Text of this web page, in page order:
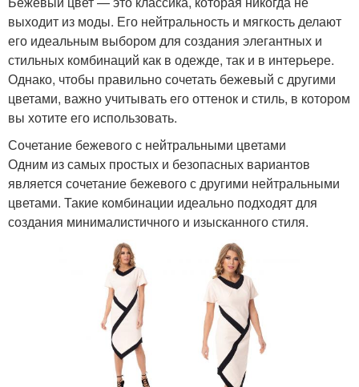
выходит из моды. Его нейтральность и мягкость делают
его идеальным выбором для создания элегантных и
стильных комбинаций как в одежде, так и в интерьере.
Однако, чтобы правильно сочетать бежевый с другими
цветами, важно учитывать его оттенок и стиль, в котором
вы хотите его использовать.
Сочетание бежевого с нейтральными цветами
Одним из самых простых и безопасных вариантов
является сочетание бежевого с другими нейтральными
цветами. Такие комбинации идеально подходят для
создания минималистичного и изысканного стиля.